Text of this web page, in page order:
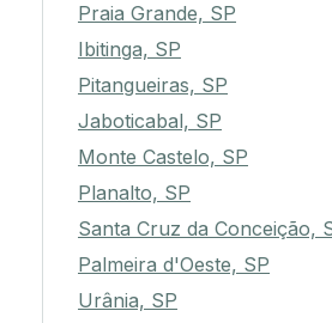
Praia Grande, SP
Ibitinga, SP
Pitangueiras, SP
Jaboticabal, SP
Monte Castelo, SP
Planalto, SP
Santa Cruz da Conceição,
Palmeira d'Oeste, SP
Urânia, SP